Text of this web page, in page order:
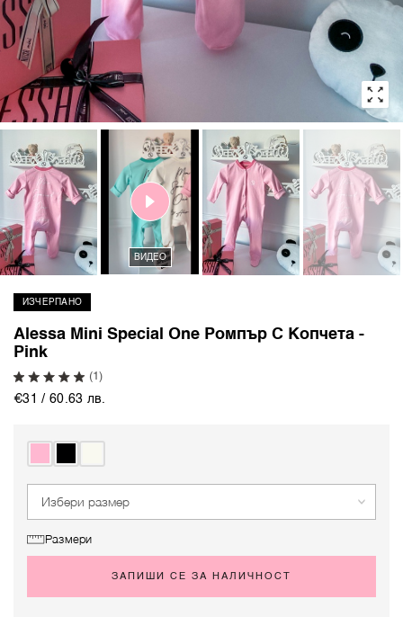
ВИДЕО
ИЗЧЕРПАНО
Alessa Mini Special One Ромпър С Копчета -
Pink
(1)
€31 / 60.63 лв.
Избери размер
Размери
ЗАПИШИ СЕ ЗА НАЛИЧНОСТ